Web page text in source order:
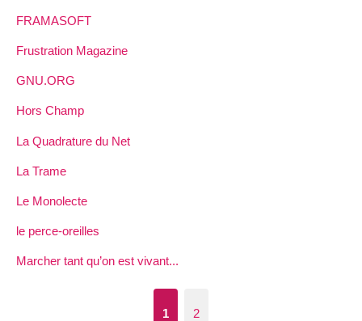
FRAMASOFT
Frustration Magazine
GNU.ORG
Hors Champ
La Quadrature du Net
La Trame
Le Monolecte
le perce-oreilles
Marcher tant qu’on est vivant...
1 2